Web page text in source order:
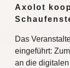
Axolot
Das
eingeführt:
an die